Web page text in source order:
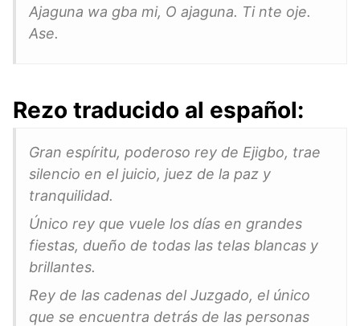
Ajaguna wa gba mi, O ajaguna. Ti nte oje.
Ase.
Rezo traducido al español:
Gran espíritu, poderoso rey de Ejigbo, trae
silencio en el juicio, juez de la paz y
tranquilidad.
Único rey que vuele los días en grandes
fiestas, dueño de todas las telas blancas y
brillantes.
Rey de las cadenas del Juzgado, el único
que se encuentra detrás de las personas